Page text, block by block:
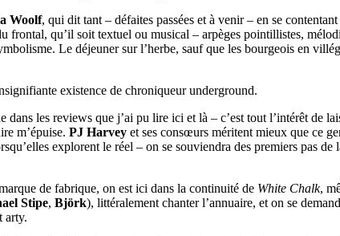
Woolf, qui dit tant – défaites passées et à venir – en se
frontal, qu’il soit textuel ou musical – arpèges pointillistes,
Le déjeuner sur l’herbe, sauf que les bourgeois en
existence de chroniqueur underground.
les reviews que j’ai pu lire ici et là – c’est tout l’intérêt de
m’épuise. PJ Harvey et ses consœurs méritent mieux que ce
explorent le réel – on se souviendra des premiers pas
de fabrique, on est ici dans la continuité de White Chalk,
Stipe, Björk), littéralement chanter l’annuaire, et on se
arty.